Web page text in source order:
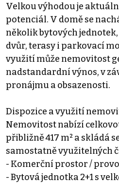
Velkou výhodou je
potenciál. V domě se
několik bytových
dvůr, terasy i parkovací
využití může nemovitost
nadstandardní výnos, v
pronájmu a obsazenosti.
Dispozice a využití
Nemovitost nabízí
přibližně 417 m² a skládá
samostatně využitelných
- Komerční prostor /
- Bytová jednotka 2+1 s